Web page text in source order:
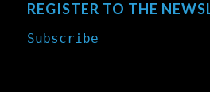
REGISTER TO THE
Subscribe